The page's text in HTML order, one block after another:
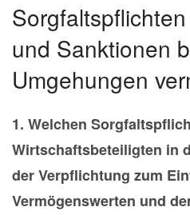
und Sanktionen
Umgehungen
1. Welchen
Wirtschaftsbeteiligten in
der Verpflichtung zum
Vermögenswerten und